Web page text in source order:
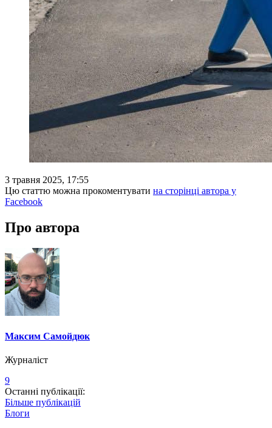
3 травня 2025, 17:55
Цю статтю можна прокоментувати на сторінці автора у
Facebook
Про автора
Максим Самойдюк
Журналіст
9
Останні публікації:
Більше публікацій
Блоги